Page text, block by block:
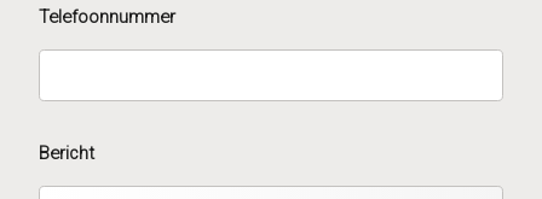
Telefoonnummer
Bericht